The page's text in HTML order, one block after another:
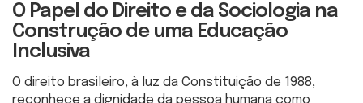
O Papel do Direito e da Sociologia na
Construção de uma Educação
Inclusiva
O direito brasileiro, à luz da Constituição de 1988,
reconhece a dignidade da pessoa humana como